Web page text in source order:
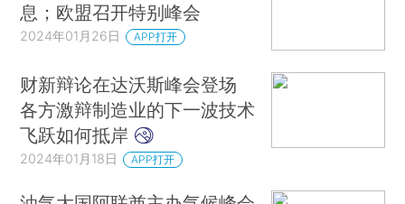
息；欧盟召开特别峰会
2024年01月26日 APP打开
财新辩论在达沃斯峰会登场
各方激辩制造业的下一波技术
飞跃如何抵岸
2024年01月18日 APP打开